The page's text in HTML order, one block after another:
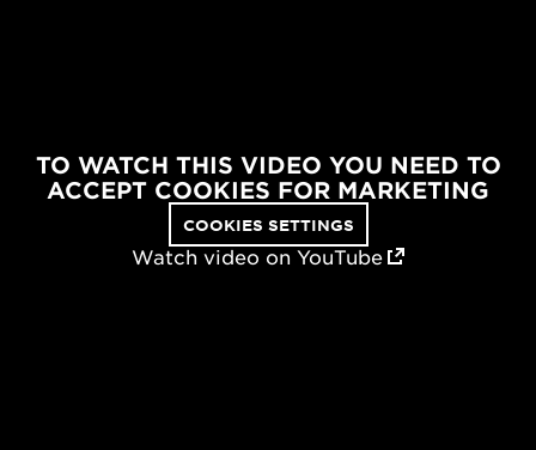
TO WATCH THIS VIDEO YOU NEED TO
ACCEPT COOKIES FOR MARKETING
COOKIES SETTINGS
Watch video on YouTube